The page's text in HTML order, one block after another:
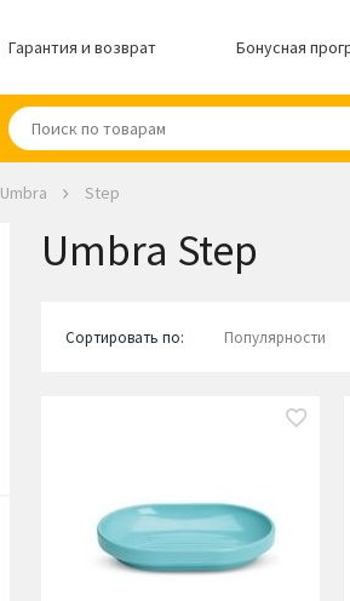
Гарантия и возврат Бонусная
Umbra Step
Umbra Step
Сортировать по: Популярности